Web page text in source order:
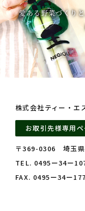
愛ある野菜づくり
株式会社ティー・エ
お取引先様専用
〒369‑0306 埼玉
TEL. 0495ー34ー
FAX. 0495ー34ー